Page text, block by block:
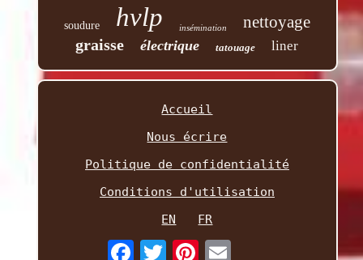
soudure hvlp insémination nettoyage
graisse électrique tatouage liner
Accueil
Nous écrire
Politique de confidentialité
Conditions d'utilisation
EN
FR